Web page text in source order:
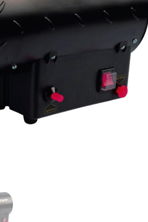
Servicio Técnico
Contacto
Búsqueda